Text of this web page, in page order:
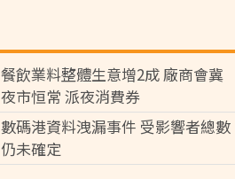
餐飲業料整體生意增2成 廠商會冀
夜市恒常 派夜消費券
數碼港資料洩漏事件 受影響者總數
仍未確定